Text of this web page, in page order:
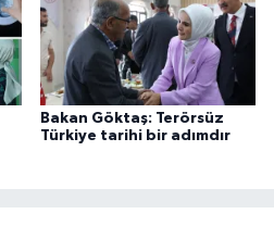
Bakan Göktaş: Terörsüz
Türkiye tarihi bir adımdır